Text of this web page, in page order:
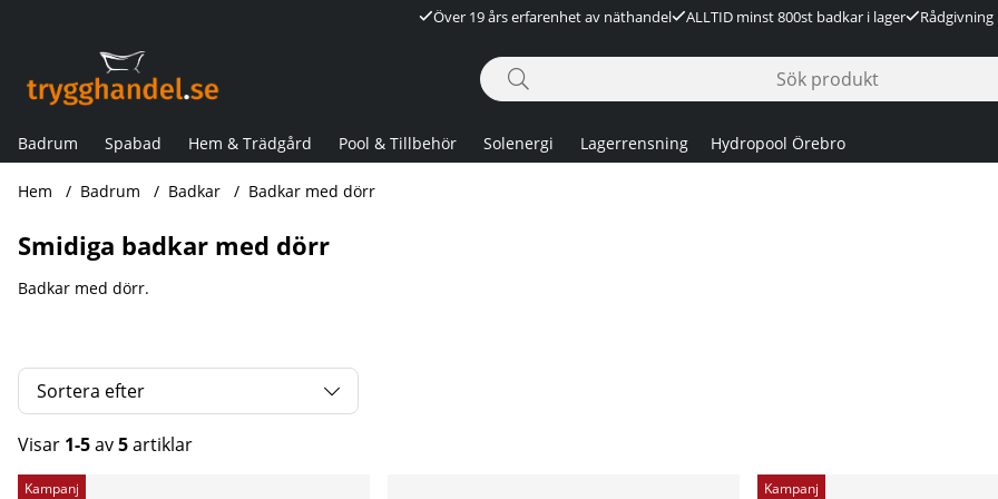
Över 19 års erfarenhet av näthandel ALLTID minst 800st badkar i lager
Badrum Spabad Hem & Trädgård Pool & Tillbehör Solenergi Lagerrensning Hydropool Örebro
Hem Badrum Badkar Badkar med dörr
Smidiga badkar med dörr
Badkar med dörr.
Sortera efter
Visar 1-5av5artiklar
Produkter
Kampanj Kampanj